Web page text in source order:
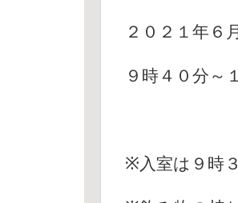
２０２１年
９時４０分～
※入室は９時